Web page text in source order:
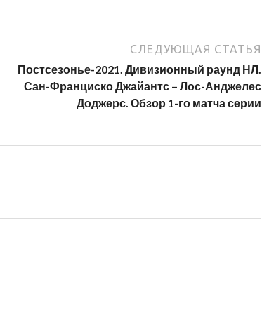
СЛЕДУЮЩАЯ СТАТЬЯ
Постсезонье-2021. Дивизионный раунд НЛ.
Сан-Франциско Джайантс – Лос-Анджелес
Доджерс. Обзор 1-го матча серии